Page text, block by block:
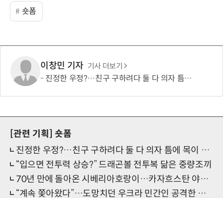
숏폼
이창민 기자 기사 더보기
진정한 우정?…친구 구하려다 둘 다 의자 틈에 목이 낀 순간
[관련 기획] 숏폼
진정한 우정?…친구 구하려다 둘 다 의자 틈에 목이 낀 순간
“입으면 전투력 상승?” 드래곤볼 전투복 닮은 중량조끼
70년 만에 돌아온 시베리아호랑이…카자흐스탄 야생에 풀렸다
“계속 쫓아왔다”…도망치던 우크라 민간인 공격한 러 자폭 드론